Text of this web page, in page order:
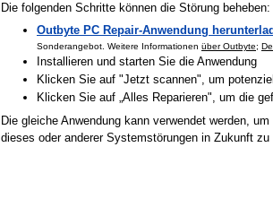
Die folgenden Schritte können die Störung beheben:
Outbyte PC Repair-Anwendung
Sonderangebot. Weitere Informationen über Outbyte;
Installieren und starten Sie die Anwendung
Klicken Sie auf "Jetzt scannen", um
Klicken Sie auf „Alles Reparieren", um die
Die gleiche Anwendung kann verwendet werden,
dieses oder anderer Systemstörungen in Zukunft zu